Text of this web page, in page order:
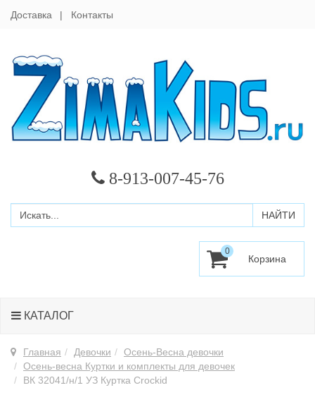
Доставка Контакты
8-913-007-45-76
0
КАТАЛОГ
Главная Девочки
Осень-Весна девочки
Осень-весна Куртки и комплекты для девочек
ВК 32041/н/1 УЗ Куртка Crockid